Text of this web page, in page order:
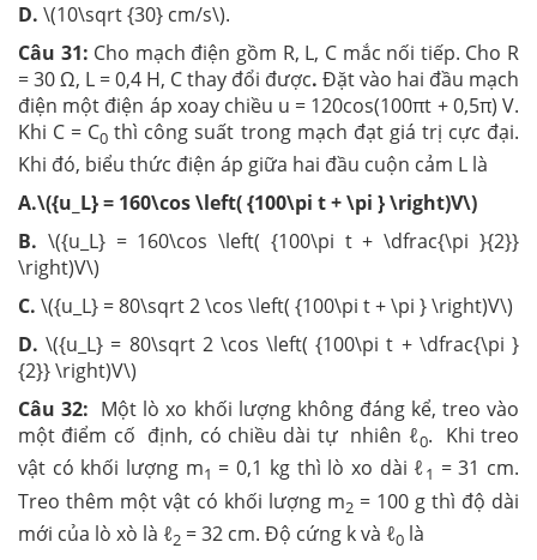
D. \(10\sqrt {30} cm/s\).
Câu 31: Cho mạch điện gồm R, L, C mắc nối tiếp. Cho R
= 30 Ω, L = 0,4 H, C thay đổi được. Đặt vào hai đầu mạch
điện một điện áp xoay chiều u = 120cos(100πt + 0,5π) V.
Khi C = C0 thì công suất trong mạch đạt giá trị cực đại.
Khi đó, biểu thức điện áp giữa hai đầu cuộn cảm L là
A.\({u_L} = 160\cos \left( {100\pi t + \pi } \right)V\)
B. \({u_L} = 160\cos \left( {100\pi t + \dfrac{\pi }{2}}
\right)V\)
C. \({u_L} = 80\sqrt 2 \cos \left( {100\pi t + \pi } \right)V\)
D. \({u_L} = 80\sqrt 2 \cos \left( {100\pi t + \dfrac{\pi }
{2}} \right)V\)
Câu 32: Một lò xo khối lượng không đáng kể, treo vào
một điểm cố định, có chiều dài tự nhiên ℓ0. Khi treo
vật có khối lượng m1 = 0,1 kg thì lò xo dài ℓ1 = 31 cm.
Treo thêm một vật có khối lượng m2 = 100 g thì độ dài
mới của lò xò là ℓ2 = 32 cm. Độ cứng k và ℓ0 là